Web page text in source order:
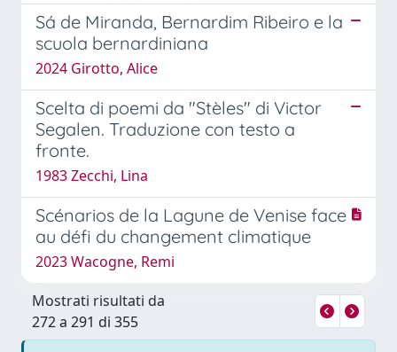
Sá de Miranda, Bernardim Ribeiro e la
scuola bernardiniana
2024 Girotto, Alice
Scelta di poemi da "Stèles" di Victor
Segalen. Traduzione con testo a
fronte.
1983 Zecchi, Lina
Scénarios de la Lagune de Venise face
au défi du changement climatique
2023 Wacogne, Remi
Mostrati risultati da
272 a 291 di 355